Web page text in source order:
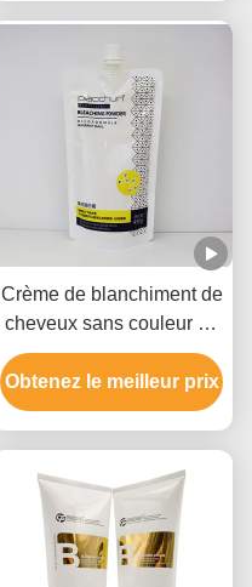
Crème de blanchiment de
cheveux sans couleur de
cheveux pour salon 9
niveaux
Obtenez le meilleur prix